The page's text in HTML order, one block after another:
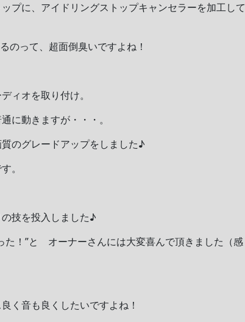
プに、アイドリングストップキャンセラーを加工して
のって、超面倒臭いですよね！
ィオを取り付け。
に動きますが・・・。
のグレードアップをしました♪
。
技を投入しました♪
た！”と オーナーさんには大変喜んで頂きました（感
く音も良くしたいですよね！